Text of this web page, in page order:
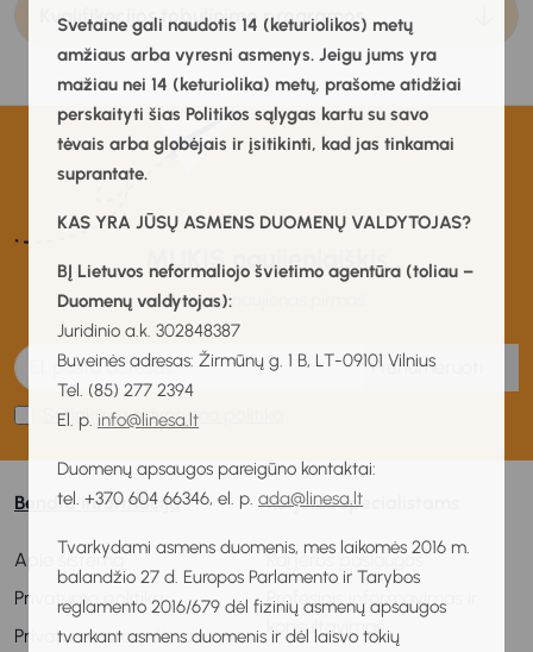
Svetaine gali naudotis 14 (keturiolikos) metų
amžiaus arba vyresni asmenys. Jeigu jums yra
mažiau nei 14 (keturiolika) metų, prašome atidžiai
perskaityti šias Politikos sąlygas kartu su savo
tėvais arba globėjais ir įsitikinti, kad jas tinkamai
suprantate.
KAS YRA JŪSŲ ASMENS DUOMENŲ VALDYTOJAS?
BĮ Lietuvos neformaliojo švietimo agentūra (toliau –
Duomenų valdytojas):
Juridinio a.k. 302848387
Buveinės adresas: Žirmūnų g. 1 B, LT-09101 Vilnius
Tel. (85) 277 2394
El. p. info@linesa.lt
Duomenų apsaugos pareigūno kontaktai:
tel. +370 604 66346, el. p. ada@linesa.lt
Tvarkydami asmens duomenis, mes laikomės 2016 m.
balandžio 27 d. Europos Parlamento ir Tarybos
reglamento 2016/679 dėl fizinių asmenų apsaugos
tvarkant asmens duomenis ir dėl laisvo tokių
Kvalifikacijos tobulinimo programos
MUKIS naujienlaiškis
Gaukite naujienas pirmas!
Prenumeruoti
Sutinku su privatumo politika
Bendra informacija
Apie sistemą
Privatumo politika
Privatumo pranešimas
Karjeros specialistams
Karjeros paslaugos
Profesinis informavimas ir
konsultavimas